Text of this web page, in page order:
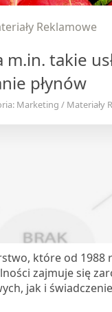
Reklamowe
m.in. takie
płynów
Marketing / Materiały
które od 1988
zajmuje się
jak i